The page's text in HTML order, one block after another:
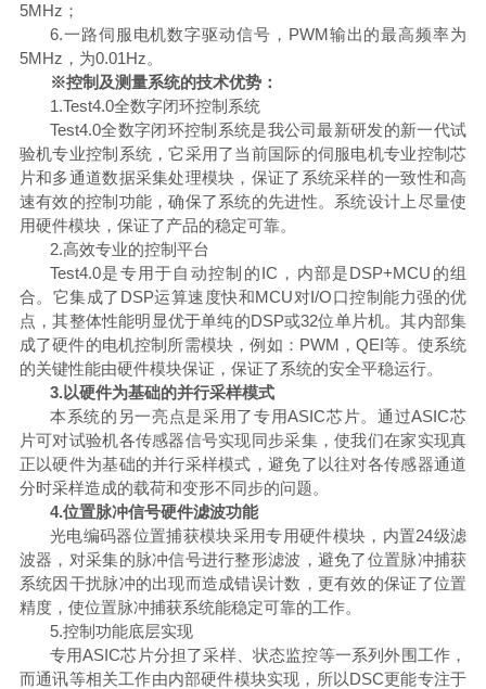
5MHz；
6.一路伺服电机数字驱动信号，PWM输出的最高频率为
5MHz，为0.01Hz。
※控制及测量系统的技术优势：
1.Test4.0全数字闭环控制系统
Test4.0全数字闭环控制系统是我公司最新研发的新一代试
验机专业控制系统，它采用了当前国际的伺服电机专业控制芯
片和多通道数据采集处理模块，保证了系统采样的一致性和高
速有效的控制功能，确保了系统的先进性。系统设计上尽量使
用硬件模块，保证了产品的稳定可靠。
2.高效专业的控制平台
Test4.0是专用于自动控制的IC，内部是DSP+MCU的组
合。它集成了DSP运算速度快和MCU对I/O口控制能力强的优
点，其整体性能明显优于单纯的DSP或32位单片机。其内部集
成了硬件的电机控制所需模块，例如：PWM，QEI等。使系统
的关键性能由硬件模块保证，保证了系统的安全平稳运行。
3.以硬件为基础的并行采样模式
本系统的另一亮点是采用了专用ASIC芯片。通过ASIC芯
片可对试验机各传感器信号实现同步采集，使我们在家实现真
正以硬件为基础的并行采样模式，避免了以往对各传感器通道
分时采样造成的载荷和变形不同步的问题。
4.位置脉冲信号硬件滤波功能
光电编码器位置捕获模块采用专用硬件模块，内置24级滤
波器，对采集的脉冲信号进行整形滤波，避免了位置脉冲捕获
系统因干扰脉冲的出现而造成错误计数，更有效的保证了位置
精度，使位置脉冲捕获系统能稳定可靠的工作。
5.控制功能底层实现
专用ASIC芯片分担了采样、状态监控等一系列外围工作，
而通讯等相关工作由内部硬件模块实现，所以DSC更能专注于